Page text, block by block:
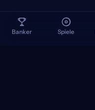
Banker Spiele